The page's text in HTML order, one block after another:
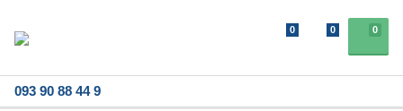
0
0 0
093 90 88 44 9